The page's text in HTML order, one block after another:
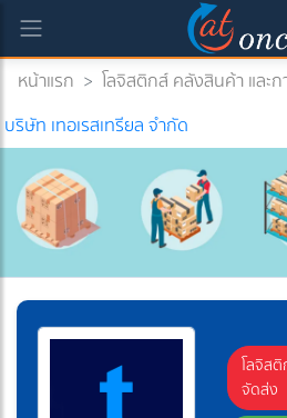
หน้าแรก > โลจิสติกส์ คลังสินค้า และ
บริษัท เทอเรสเทรียล จำกัด
โลจิส
จัดส่ง